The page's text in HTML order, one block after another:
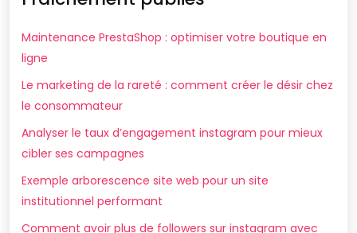
Maintenance PrestaShop : optimiser votre boutique en
ligne
Le marketing de la rareté : comment créer le désir chez
le consommateur
Analyser le taux d’engagement instagram pour mieux
cibler ses campagnes
Exemple arborescence site web pour un site
institutionnel performant
Comment avoir plus de followers sur instagram avec